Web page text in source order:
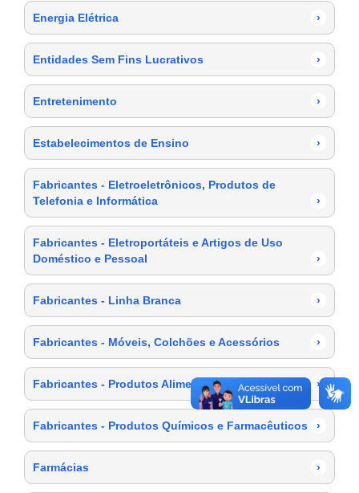
Energia Elétrica ›
Entidades Sem Fins Lucrativos ›
Entretenimento ›
Estabelecimentos de Ensino ›
Fabricantes - Eletroeletrônicos, Produtos de
Telefonia e Informática
›
Fabricantes - Eletroportáteis e Artigos de Uso
Doméstico e Pessoal
›
Fabricantes - Linha Branca ›
Fabricantes - Móveis, Colchões e Acessórios ›
Fabricantes - Produtos Alimentícios ›
Fabricantes - Produtos Químicos e Farmacêuticos ›
Farmácias ›